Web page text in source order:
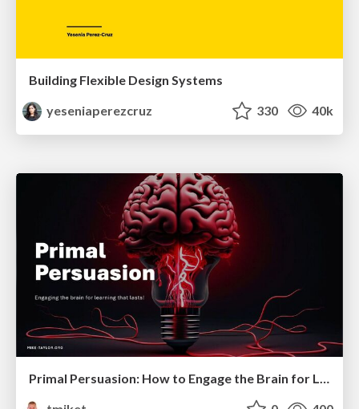
Building Flexible Design Systems
yeseniaperezcruz
330 40k
Primal Persuasion: How to Engage the Brain for Learning That Lasts